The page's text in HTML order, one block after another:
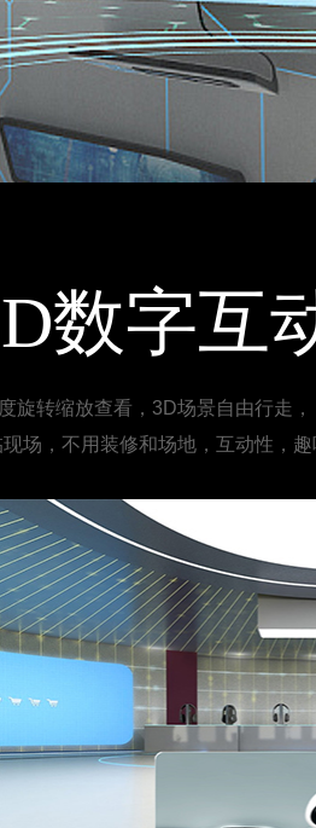
数字互
旋转缩放查看，3D场景自由行走，
场，不用装修和场地，互动性，趣